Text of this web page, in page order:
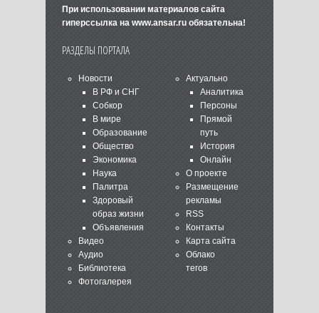
При использовании материалов сайта
гиперссылка на www.ansar.ruобязательна!
РАЗДЕЛЫ ПОРТАЛА
Новости
В РФ и СНГ
Собкор
В мире
Образование
Общество
Экономика
Наука
Палитра
Здоровый
образ жизни
Объявления
Видео
Аудио
Библиотека
Фотогалерея
Актуально
Аналитика
Персоны
Прямой
путь
История
Онлайн
О проекте
Размещение
рекламы
RSS
Контакты
Карта сайта
Облако
тегов